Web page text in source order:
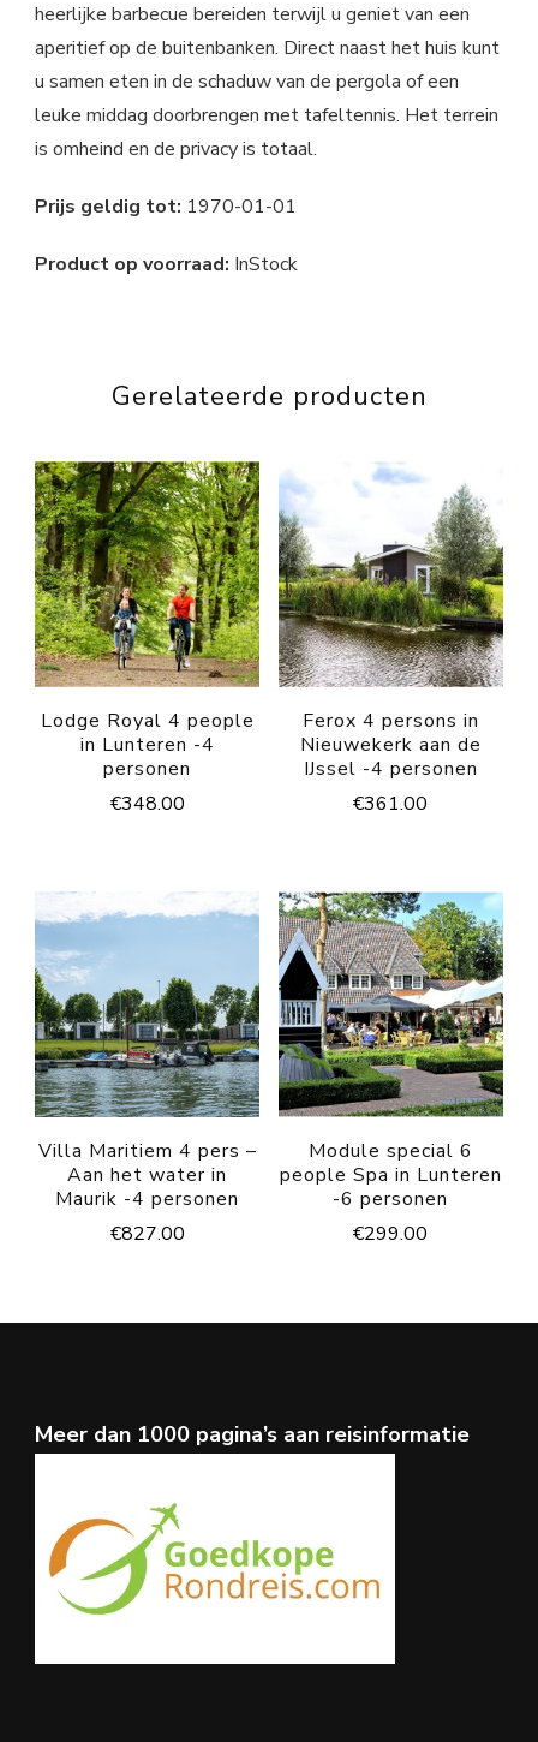
heerlijke barbecue bereiden terwijl u geniet van een
aperitief op de buitenbanken. Direct naast het huis kunt
u samen eten in de schaduw van de pergola of een
leuke middag doorbrengen met tafeltennis. Het terrein
is omheind en de privacy is totaal.
Prijs geldig tot: 1970-01-01
Product op voorraad: InStock
Gerelateerde producten
Lodge Royal 4 people
in Lunteren -4
personen
€348.00
Ferox 4 persons in
Nieuwekerk aan de
IJssel -4 personen
€361.00
Villa Maritiem 4 pers –
Aan het water in
Maurik -4 personen
€827.00
Module special 6
people Spa in Lunteren
-6 personen
€299.00
Meer dan 1000 pagina’s aan reisinformatie